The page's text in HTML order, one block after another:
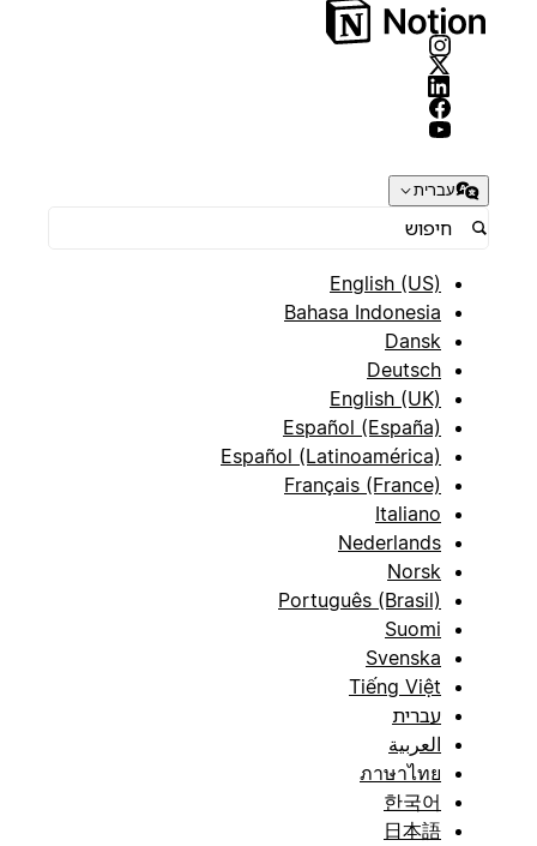
עברית
English (US)
Bahasa Indonesia
Dansk
Deutsch
English (UK)
Español (España)
Español (Latinoamérica)
Français (France)
Italiano
Nederlands
Norsk
Português (Brasil)
Suomi
Svenska
Tiếng Việt
עברית
العربية
ภาษาไทย
한국어
日本語